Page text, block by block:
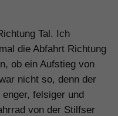
Tal. Ich
die Abfahrt Richtung
ob ein Aufstieg von
nicht so, denn der
felsiger und
von der Stilfser